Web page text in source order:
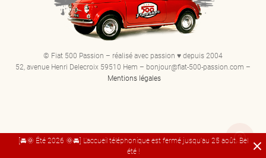
© Fiat 500 Passion – réalisé avec passion ♥ depuis 2004
52, avenue Henri Delecroix 59510 Hem – bonjour@fiat-500-passion.com –
Mentions légales
[🚘🌞 Été 2026 🌞🚘] L'accueil téléphonique est fermé jusqu'au 25 août. Bel
été !